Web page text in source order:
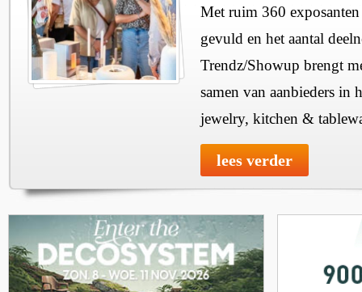
Met ruim 360
gevuld en het aantal
Trendz/Showup brengt
samen van aanbieders in
jewelry, kitchen &
lees verder